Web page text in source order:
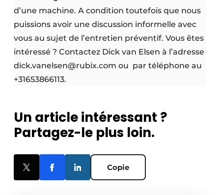
d’une machine. A condition toutefois que nous
puissions avoir une discussion informelle avec
vous au sujet de l’entretien préventif. Vous êtes
intéressé ? Contactez Dick van Elsen à l’adresse
dick.vanelsen@rubix.com ou par téléphone au
+31653866113.
Un article intéressant ?
Partagez-le plus loin.
Copie